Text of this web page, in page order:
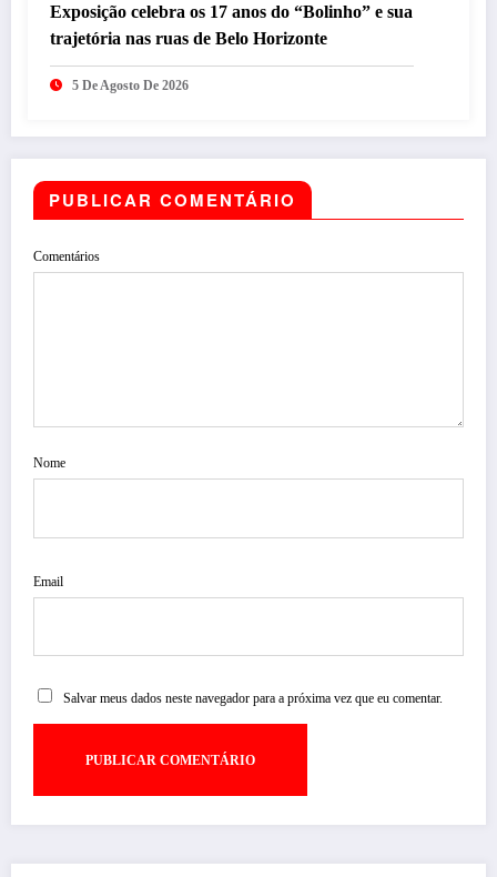
Exposição celebra os 17 anos do “Bolinho” e sua
trajetória nas ruas de Belo Horizonte
5 De Agosto De 2026
PUBLICAR COMENTÁRIO
Comentários
Nome
Email
Salvar meus dados neste navegador para a próxima vez que eu comentar.